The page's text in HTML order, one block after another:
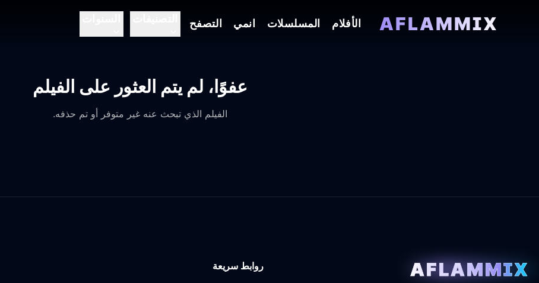
AFLAMMIX الأفلام المسلسلات انمي التصفح
عفوًا، لم يتم العثور على الفيلم
الفيلم الذي تبحث عنه غير متوفر أو تم حذفه.
AFLAMMIX
روابط سريعة